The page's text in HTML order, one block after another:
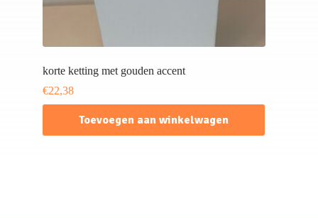
korte ketting met gouden accent
€22,38
Toevoegen aan winkelwagen